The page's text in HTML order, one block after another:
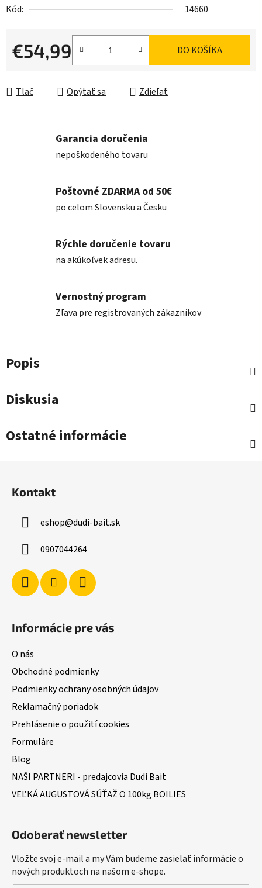
Kód:
14660
€54,99
Jednotková cena:
DO KOŠÍKA
Tlač Opýtať sa Zdieľať
Garancia doručenia
nepoškodeného tovaru
Poštovné ZDARMA od 50€
po celom Slovensku a Česku
Rýchle doručenie tovaru
na akúkoľvek adresu.
Vernostný program
Zľava pre registrovaných zákazníkov
Popis
Diskusia
Ostatné informácie
Kontakt
eshop@dudi-bait.sk
0907044264
Informácie pre vás
O nás
Obchodné podmienky
Podmienky ochrany osobných údajov
Reklamačný poriadok
Prehlásenie o použití cookies
Formuláre
Blog
NAŠI PARTNERI - predajcovia Dudi Bait
VEĽKÁ AUGUSTOVÁ SÚŤAŽ O 100kg BOILIES
Odoberať newsletter
Vložte svoj e-mail a my Vám budeme zasielať informácie o
nových produktoch na našom e-shope.